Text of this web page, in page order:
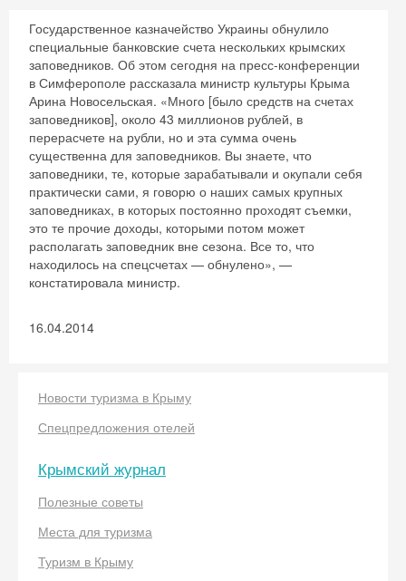
Государственное казначейство Украины обнулило
специальные банковские счета нескольких крымских
заповедников. Об этом сегодня на пресс-конференции
в Симферополе рассказала министр культуры Крыма
Арина Новосельская. «Много [было средств на счетах
заповедников], около 43 миллионов рублей, в
перерасчете на рубли, но и эта сумма очень
существенна для заповедников. Вы знаете, что
заповедники, те, которые зарабатывали и окупали себя
практически сами, я говорю о наших самых крупных
заповедниках, в которых постоянно проходят съемки,
это те прочие доходы, которыми потом может
располагать заповедник вне сезона. Все то, что
находилось на спецсчетах — обнулено», —
констатировала министр.
16.04.2014
Новости туризма в Крыму
Спецпредложения отелей
Крымский журнал
Полезные советы
Места для туризма
Туризм в Крыму